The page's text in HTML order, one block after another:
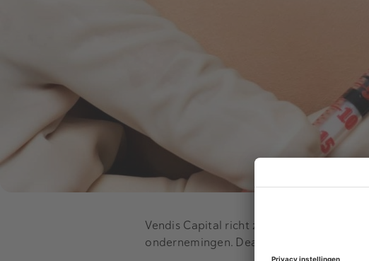
Vendis Capital richt zich op de
ondernemingen. Deals worden gesloten